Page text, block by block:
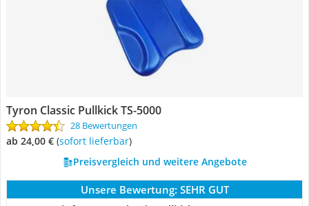
Tyron Classic Pullkick TS-5000
28 Bewertungen
ab 24,00 € ( Sofort lieferbar)
Preisvergleich und weitere Angebote
Unsere Bewertung: SEHR GUT